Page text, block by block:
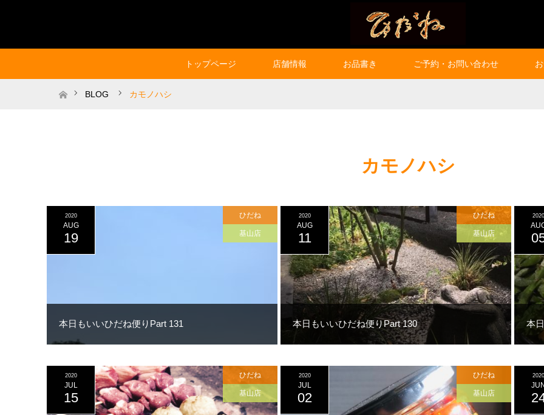
トップページ 店舗情報 お品書き ご予約・お問い合わせ
ホームBLOG カモノハシ
カモノハシ
本日もいいひだね便りPart 131
2020
AUG
19
ひだね
基山店
本日もいいひだね便りPart 130
2020
AUG
11
ひだね
基山店
本
2020
2020
JUL
15
ひだね
基山店
2020
JUL
02
ひだね
基山店
2020